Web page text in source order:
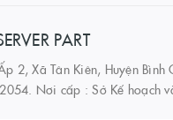
PART
2, Xã Tân Kiên, Huyện Bình
Nơi cấp : Sở Kế hoạch